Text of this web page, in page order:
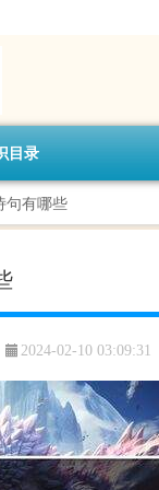
目录
句有哪些
2024-02-10 03:09:31